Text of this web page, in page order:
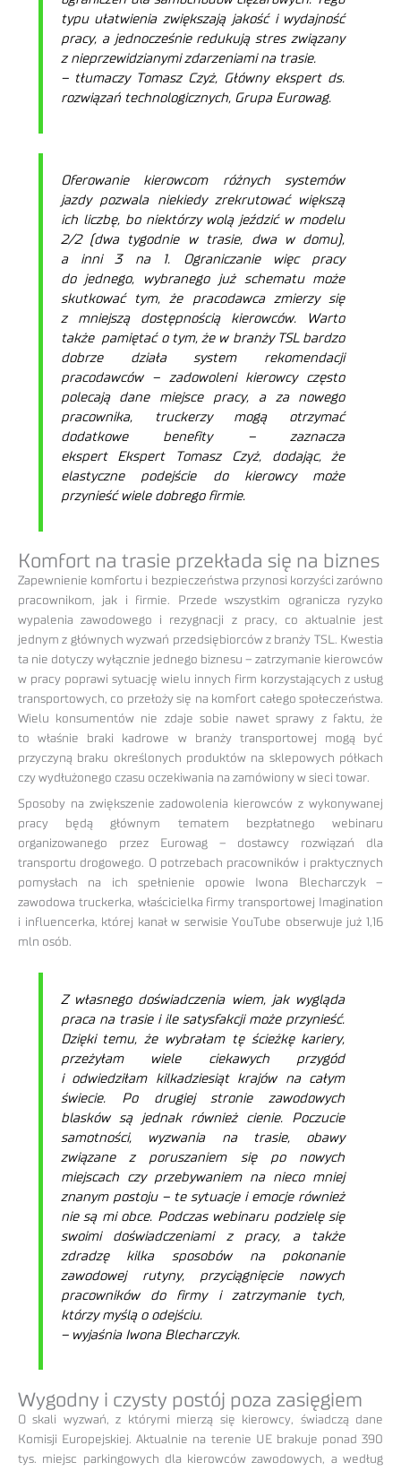
typu ułatwienia zwiększają jakość i wydajność
pracy, a jednocześnie redukują stres związany
z nieprzewidzianymi zdarzeniami na trasie.
– tłumaczy Tomasz Czyż, Główny ekspert ds.
rozwiązań technologicznych, Grupa Eurowag.
Oferowanie kierowcom różnych systemów
jazdy pozwala niekiedy zrekrutować większą
ich liczbę, bo niektórzy wolą jeździć w modelu
2/2 (dwa tygodnie w trasie, dwa w domu),
a inni 3 na 1. Ograniczanie więc pracy
do jednego, wybranego już schematu może
skutkować tym, że pracodawca zmierzy się
z mniejszą dostępnością kierowców. Warto
także pamiętać o tym, że w branży TSL bardzo
dobrze działa system rekomendacji
pracodawców – zadowoleni kierowcy często
polecają dane miejsce pracy, a za nowego
pracownika, truckerzy mogą otrzymać
dodatkowe benefity –zaznacza
ekspert Ekspert Tomasz Czyż, dodając, że
elastyczne podejście do kierowcy może
przynieść wiele dobrego firmie.
Komfort na trasie przekłada się na biznes
Zapewnienie komfortu i bezpieczeństwa przynosi korzyści zarówno
pracownikom, jak i firmie. Przede wszystkim ogranicza ryzyko
wypalenia zawodowego i rezygnacji z pracy, co aktualnie jest
jednym z głównych wyzwań przedsiębiorców z branży TSL. Kwestia
ta nie dotyczy wyłącznie jednego biznesu – zatrzymanie kierowców
w pracy poprawi sytuację wielu innych firm korzystających z usług
transportowych, co przełoży się na komfort całego społeczeństwa.
Wielu konsumentów nie zdaje sobie nawet sprawy z faktu, że
to właśnie braki kadrowe w branży transportowej mogą być
przyczyną braku określonych produktów na sklepowych półkach
czy wydłużonego czasu oczekiwania na zamówiony w sieci towar.
Sposoby na zwiększenie zadowolenia kierowców z wykonywanej
pracy będą głównym tematem bezpłatnego webinaru
organizowanego przez Eurowag – dostawcy rozwiązań dla
transportu drogowego. O potrzebach pracowników i praktycznych
pomysłach na ich spełnienie opowie Iwona Blecharczyk –
zawodowa truckerka, właścicielka firmy transportowej Imagination
i influencerka, której kanał w serwisie YouTube obserwuje już 1,16
mln osób.
Z własnego doświadczenia wiem, jak wygląda
praca na trasie i ile satysfakcji może przynieść.
Dzięki temu, że wybrałam tę ścieżkę kariery,
przeżyłam wiele ciekawych przygód
i odwiedziłam kilkadziesiąt krajów na całym
świecie. Po drugiej stronie zawodowych
blasków są jednak również cienie. Poczucie
samotności, wyzwania na trasie, obawy
związane z poruszaniem się po nowych
miejscach czy przebywaniem na nieco mniej
znanym postoju – te sytuacje i emocje również
nie są mi obce. Podczas webinaru podzielę się
swoimi doświadczeniami z pracy, a także
zdradzę kilka sposobów na pokonanie
zawodowej rutyny, przyciągnięcie nowych
pracowników do firmy i zatrzymanie tych,
którzy myślą o odejściu.
– wyjaśnia Iwona Blecharczyk.
Wygodny i czysty postój poza zasięgiem
O skali wyzwań, z którymi mierzą się kierowcy, świadczą dane
Komisji Europejskiej. Aktualnie na terenie UE brakuje ponad 390
tys. miejsc parkingowych dla kierowców zawodowych, a według